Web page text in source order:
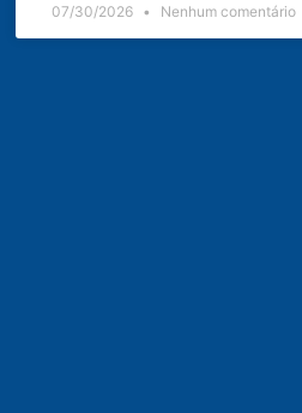
07/30/2026 Nenhum comentário